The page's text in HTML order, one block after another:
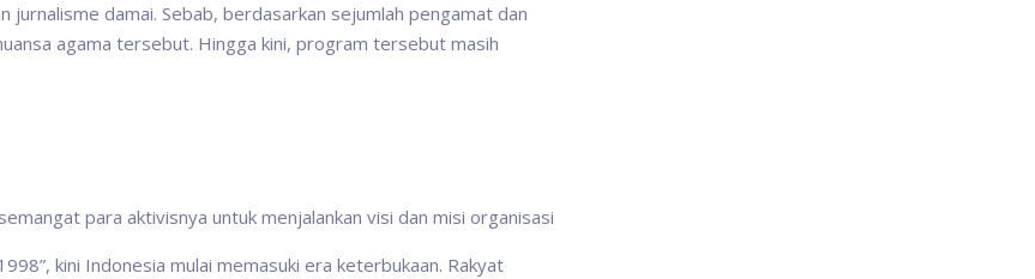
damai. Sebab, berdasarkan sejumlah pengamat dan
agama tersebut. Hingga kini, program tersebut masih
para aktivisnya untuk menjalankan visi dan misi organisasi
kini Indonesia mulai memasuki era keterbukaan. Rakyat